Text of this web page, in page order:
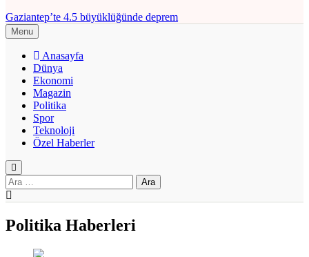
Gaziantep’te 4.5 büyüklüğünde deprem
Menu
Anasayfa
Dünya
Ekonomi
Magazin
Politika
Spor
Teknoloji
Özel Haberler
Arama:
Politika Haberleri